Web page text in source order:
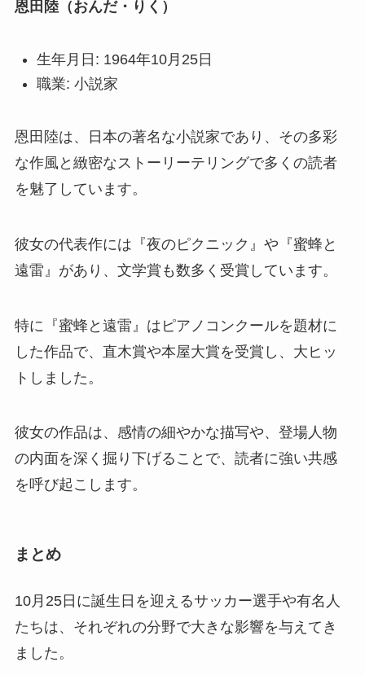
恩田陸（おんだ・りく）
生年月日: 1964年10月25日
職業: 小説家
恩田陸は、日本の著名な小説家であり、その多彩
な作風と緻密なストーリーテリングで多くの読者
を魅了しています。
彼女の代表作には『夜のピクニック』や『蜜蜂と
遠雷』があり、文学賞も数多く受賞しています。
特に『蜜蜂と遠雷』はピアノコンクールを題材に
した作品で、直木賞や本屋大賞を受賞し、大ヒッ
トしました。
彼女の作品は、感情の細やかな描写や、登場人物
の内面を深く掘り下げることで、読者に強い共感
を呼び起こします。
まとめ
10月25日に誕生日を迎えるサッカー選手や有名人
たちは、それぞれの分野で大きな影響を与えてき
ました。